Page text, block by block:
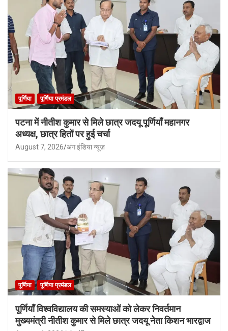
पूर्णिया पूर्णिया प्रमंडल
पटना में नीतीश कुमार से मिले छात्र जदयू पूर्णियाँ महानगर
अध्यक्ष, छात्र हितों पर हुई चर्चा
August 7, 2026 अंग इंडिया न्यूज़
पूर्णिया पूर्णिया प्रमंडल
पूर्णियाँ विश्वविद्यालय की समस्याओं को लेकर निवर्तमान
मुख्यमंत्री नीतीश कुमार से मिले छात्र जदयू नेता किशन भारद्वाज